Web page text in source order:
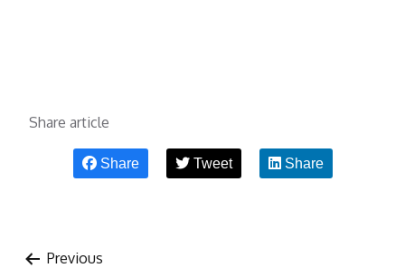
Share article
Share Tweet Share
Previous